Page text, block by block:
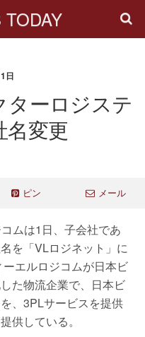
日
ーロジステ
名変更
ピン メール
ムは1日、子会社であ
を「VLロジネット」に
エルロジコムが日本ビ
た物流企業で、日本ビ
、3PLサービスを提供
供している。